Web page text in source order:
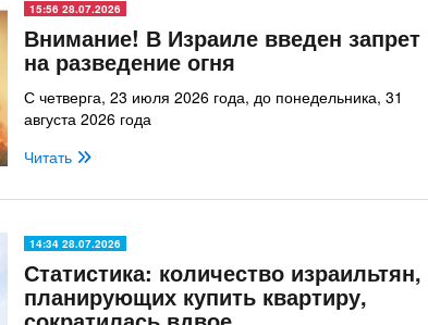
15:56 28.07.2026
Внимание! В Израиле введен запрет
на разведение огня
С четверга, 23 июля 2026 года, до понедельника, 31
августа 2026 года
Читать
14:34 28.07.2026
Статистика: количество израильтян,
планирующих купить квартиру,